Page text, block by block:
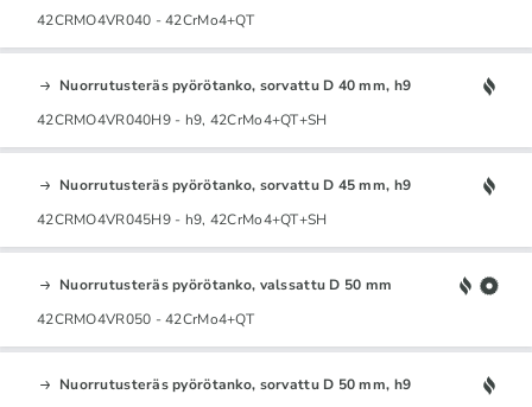
42CRMO4VR040 - 42CrMo4+QT
Nuorrutusteräs pyörötanko, sorvattu D 40 mm, h9
42CRMO4VR040H9 - h9, 42CrMo4+QT+SH
Nuorrutusteräs pyörötanko, sorvattu D 45 mm, h9
42CRMO4VR045H9 - h9, 42CrMo4+QT+SH
Nuorrutusteräs pyörötanko, valssattu D 50 mm
42CRMO4VR050 - 42CrMo4+QT
Nuorrutusteräs pyörötanko, sorvattu D 50 mm, h9